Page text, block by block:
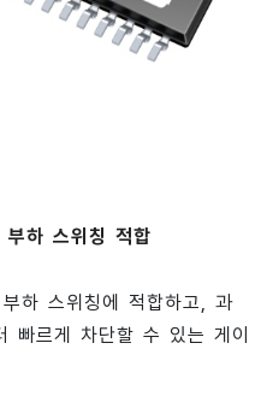
하 스위칭 적합
하 스위칭에 적합하고, 과
빠르게 차단할 수 있는 게이